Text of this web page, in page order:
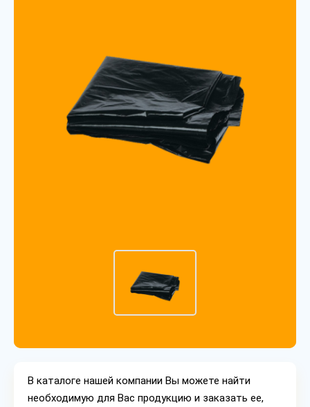
В каталоге нашей компании Вы можете найти
необходимую для Вас продукцию и заказать ее,